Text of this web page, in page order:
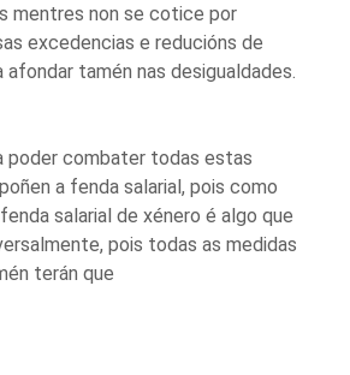
mentres non se cotice por
excedencias e reducións de
afondar tamén nas desigualdades.
poder combater todas estas
a fenda salarial, pois como
salarial de xénero é algo que
pois todas as medidas
terán que